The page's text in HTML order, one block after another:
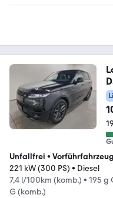
Unfallfrei • Vorführfahrzeug
221 kW (300 PS) • Diesel
7,4 l/100km (komb.) • 195 g
G (komb.)